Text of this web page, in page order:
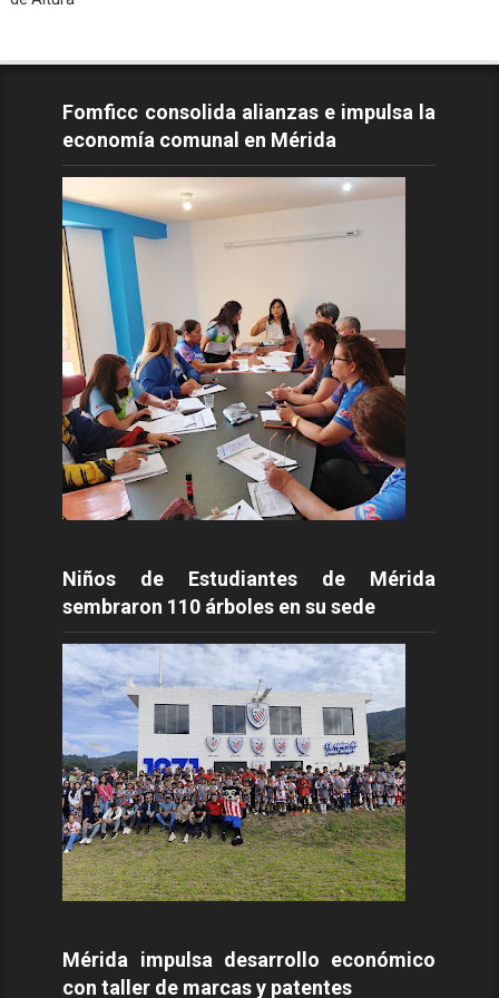
Fomficc consolida alianzas e impulsa la
economía comunal en Mérida
Niños de Estudiantes de Mérida
sembraron 110 árboles en su sede
Mérida impulsa desarrollo económico
con taller de marcas y patentes